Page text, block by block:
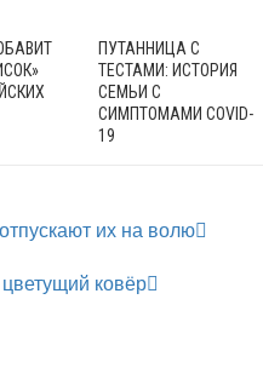
ПУТАННИЦА С
ТЕСТАМИ: ИСТОРИЯ
СЕМЬИ С
СИМПТОМАМИ COVID-
19
их на волю
ковёр